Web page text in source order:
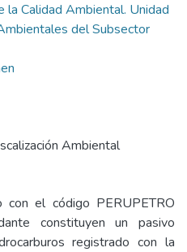
la Calidad Ambiental. Unidad
del Subsector
Ambiental
con el código PERUPETRO
constituyen un pasivo
registrado con la